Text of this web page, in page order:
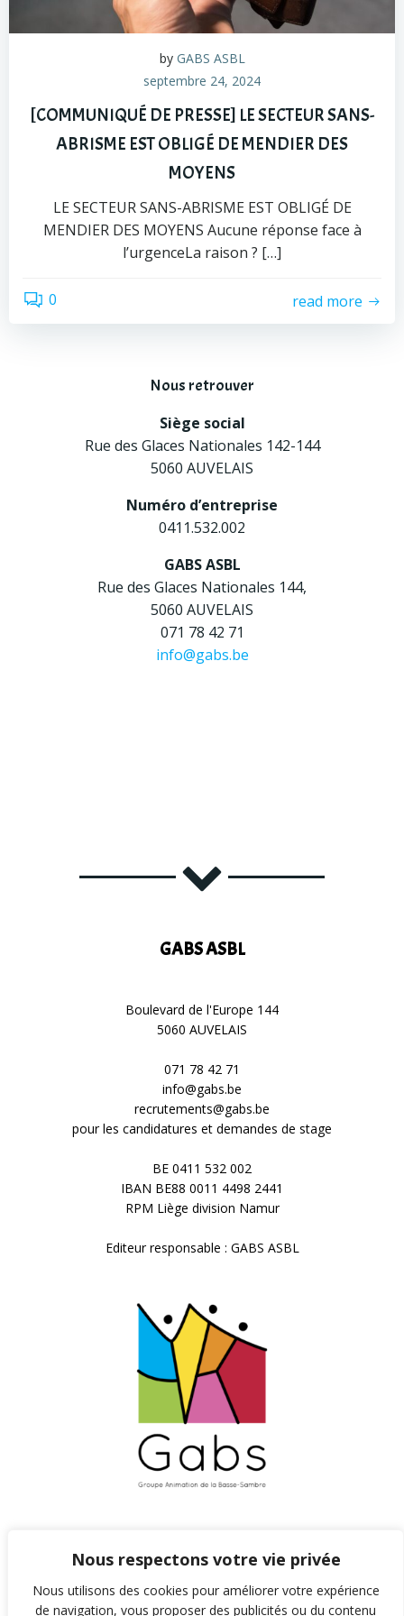
Nous respectons votre vie privée
Nous utilisons des cookies pour améliorer votre expérience
de navigation, vous proposer des publicités ou du contenu
by GABS ASBL
septembre 24, 2024
[COMMUNIQUÉ DE PRESSE] LE SECTEUR SANS-
ABRISME EST OBLIGÉ DE MENDIER DES
MOYENS
LE SECTEUR SANS-ABRISME EST OBLIGÉ DE
MENDIER DES MOYENS Aucune réponse face à
l’urgenceLa raison ? […]
0 read more
Nous retrouver
Siège social
Rue des Glaces Nationales 142-144
5060 AUVELAIS
Numéro d’entreprise
0411.532.002
GABS ASBL
Rue des Glaces Nationales 144,
5060 AUVELAIS
071 78 42 71
info@gabs.be
GABS ASBL
Boulevard de l'Europe 144
5060 AUVELAIS
071 78 42 71
info@gabs.be
recrutements@gabs.be
pour les candidatures et demandes de stage
BE 0411 532 002
IBAN BE88 0011 4498 2441
RPM Liège division Namur
Editeur responsable : GABS ASBL